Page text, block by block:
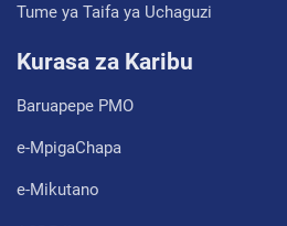
Tume ya Taifa ya Uchaguzi
Kurasa za Karibu
Baruapepe PMO
e-MpigaChapa
e-Mikutano